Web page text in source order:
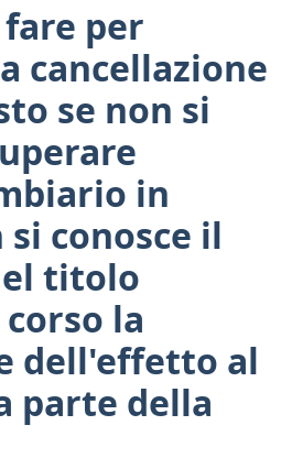
fare per
cancellazione
se non si
in
conosce il
titolo
la
dell'effetto al
parte della